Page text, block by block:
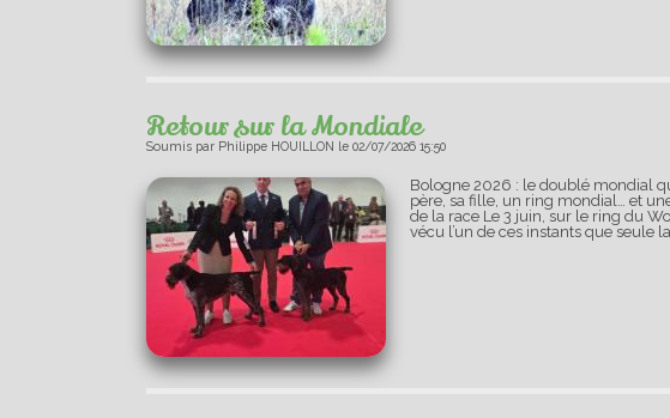
Retour sur la Mondiale
Soumis par Philippe HOUILLON le 02/07/2026 15:50
Bologne 2026 : le doublé mondial
père, sa fille, un ring mondial… et
de la race Le 3 juin, sur le ring du
vécu l’un de ces instants que seule